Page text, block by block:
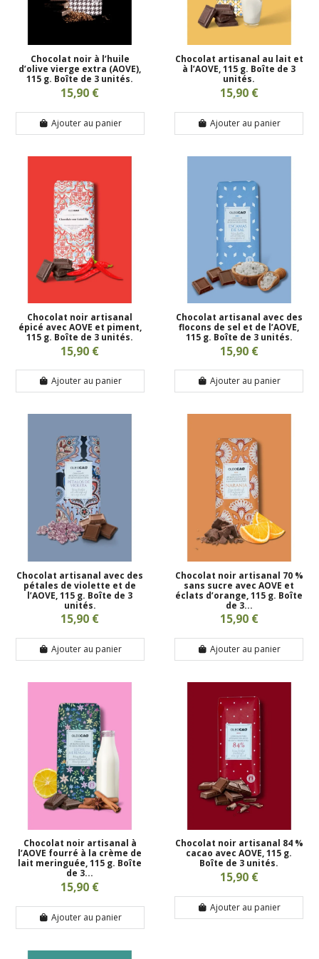
Chocolat noir à l’huile
d’olive vierge extra (AOVE),
115 g. Boîte de 3 unités.
15,90 €
Ajouter au panier
Chocolat artisanal au lait et
à l’AOVE, 115 g. Boîte de 3
unités.
15,90 €
Ajouter au panier
Chocolat noir artisanal
épicé avec AOVE et piment,
115 g. Boîte de 3 unités.
15,90 €
Ajouter au panier
Chocolat artisanal avec des
flocons de sel et de l’AOVE,
115 g. Boîte de 3 unités.
15,90 €
Ajouter au panier
Chocolat artisanal avec des
pétales de violette et de
l’AOVE, 115 g. Boîte de 3
unités.
15,90 €
Ajouter au panier
Chocolat noir artisanal 70 %
sans sucre avec AOVE et
éclats d’orange, 115 g. Boîte
de 3...
15,90 €
Ajouter au panier
Chocolat noir artisanal à
l’AOVE fourré à la crème de
lait meringuée, 115 g. Boîte
de 3...
15,90 €
Ajouter au panier
Chocolat noir artisanal 84 %
cacao avec AOVE, 115 g.
Boîte de 3 unités.
15,90 €
Ajouter au panier